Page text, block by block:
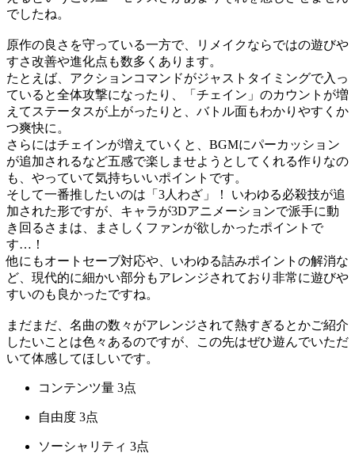
でしたね。
原作の良さを守っている一方で、リメイクならではの遊びや
すさ改善や進化点も数多くあります。
たとえば、アクションコマンドがジャストタイミングで入っ
ていると全体攻撃になったり、「チェイン」のカウントが増
えてステータスが上がったりと、バトル面もわかりやすくか
つ爽快に。
さらにはチェインが増えていくと、BGMにパーカッション
が追加されるなど五感で楽しませようとしてくれる作りなの
も、やっていて気持ちいいポイントです。
そして一番推したいのは「3人わざ」！ いわゆる必殺技が追
加された形ですが、キャラが3Dアニメーションで派手に動
き回るさまは、まさしくファンが欲しかったポイントで
す…！
他にもオートセーブ対応や、いわゆる詰みポイントの解消な
ど、現代的に細かい部分もアレンジされており非常に遊びや
すいのも良かったですね。
まだまだ、名曲の数々がアレンジされて熱すぎるとかご紹介
したいことは色々あるのですが、この先はぜひ遊んでいただ
いて体感してほしいです。
コンテンツ量 3点
自由度 3点
ソーシャリティ 3点